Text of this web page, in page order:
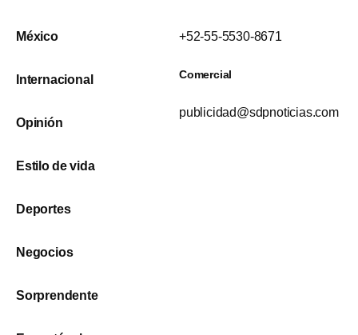
México
Internacional
Opinión
Estilo de vida
Deportes
Negocios
Sorprendente
+52-55-5530-8671
Comercial
publicidad@sdpnoticias.com